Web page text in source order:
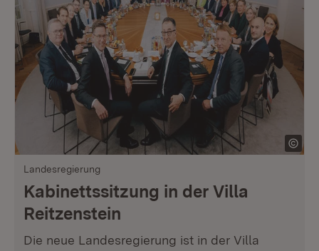
Landesregierung
Kabinettssitzung in der Villa
Reitzenstein
Die neue Landesregierung ist in der Villa